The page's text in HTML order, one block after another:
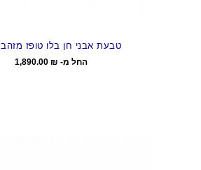
טבעת אבני חן בלו טופז מזהב 14K
החל מ- 1,890.00 ₪